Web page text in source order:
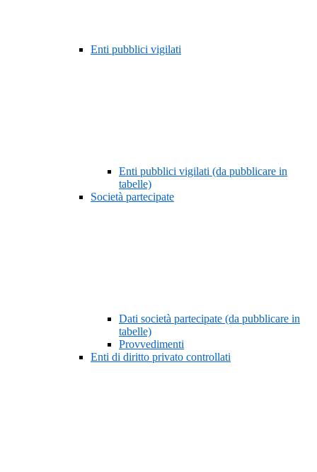
Enti pubblici vigilati
Enti pubblici vigilati (da pubblicare in
tabelle)
Società partecipate
Dati società partecipate (da pubblicare in
tabelle)
Provvedimenti
Enti di diritto privato controllati